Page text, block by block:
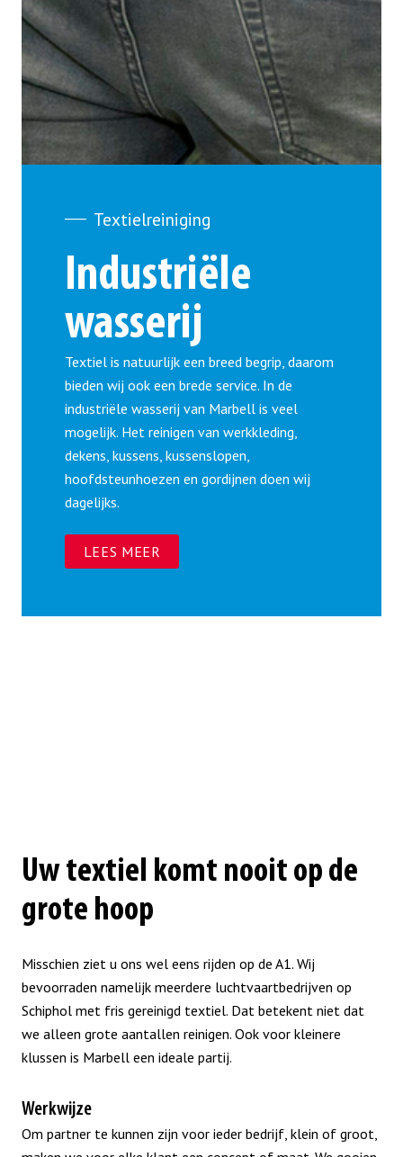
Textielreiniging
Industriële
wasserij
Textiel is natuurlijk een breed begrip, daarom
bieden wij ook een brede service. In de
industriële wasserij van Marbell is veel
mogelijk. Het reinigen van werkkleding,
dekens, kussens, kussenslopen,
hoofdsteunhoezen en gordijnen doen wij
dagelijks.
LEES MEER
Uw textiel komt nooit op de
grote hoop
Misschien ziet u ons wel eens rijden op de A1. Wij
bevoorraden namelijk meerdere luchtvaartbedrijven op
Schiphol met fris gereinigd textiel. Dat betekent niet dat
we alleen grote aantallen reinigen. Ook voor kleinere
klussen is Marbell een ideale partij.
Werkwijze
Om partner te kunnen zijn voor ieder bedrijf, klein of groot,